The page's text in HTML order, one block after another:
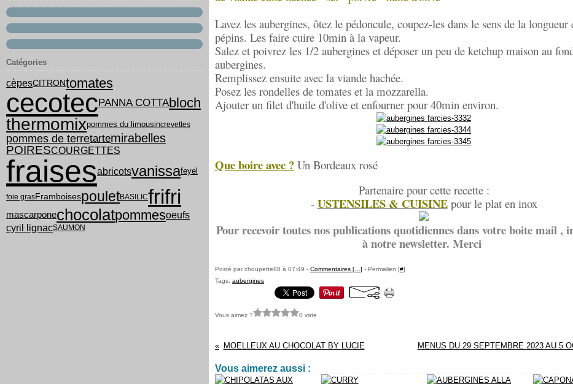
Catégories
cèpesCITRONtomates
cecotecPANNA COTTAbloch
thermomixpommes du limousincrevettes
pommes de terretartemirabelles
POIRESCOURGETTES
fraisesabricotsvanissafeyel
foie grasFramboisespouletBASILICfrifri
mascarponechocolatpommesoeufs
cyril lignacSAUMON
Lavez les aubergines, ôtez le pédoncule, coupez-les dans le sens de la longueur
pépins. Les faire cuire 10min à la vapeur.
Salez et poivrez les 1/2 aubergines et déposer un peu de ketchup maison au
aubergines.
Remplissez ensuite avec la viande hachée.
Posez les rondelles de tomates et la mozzarella.
Ajouter un filet d'huile d'olive et enfourner pour 40min environ.
Que boire avec ? Un Bordeaux rosé
Partenaire pour cette recette :
- USTENSILES & CUISINE pour le plat en inox
Pour recevoir toutes nos publications quotidiennes dans votre boite mail ,
à notre newsletter. Merci
Posté par choupette88 à 07:49 - Commentaires [ ] - Permalien [#]
Tags: aubergines
Vous aimez ? 0 vote
MOELLEUX AU CHOCOLAT BY LUCIE MENUS DU 29 SEPTEMBRE 2023 AU 5
Vous aimerez aussi :